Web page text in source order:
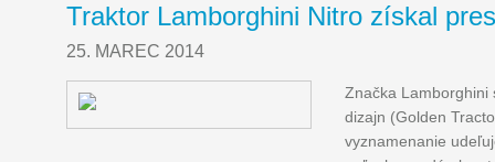
Traktor Lamborghini Nitro získal
25. MAREC 2014
Značka Lamborghini
dizajn (Golden
vyznamenanie